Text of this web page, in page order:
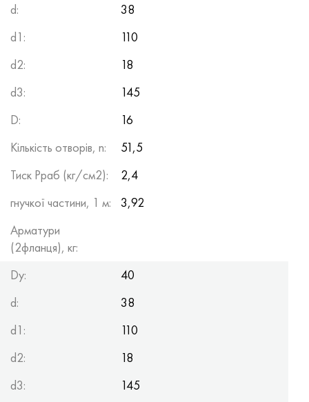
d:
38
d1:
110
d2:
18
d3:
145
D:
16
Кількість отворів, n:
51,5
Тиск Рраб (кг/см2):
2,4
гнучкої частини, 1 м:
3,92
Арматури
(2фланця), кг:
Dy:
40
d:
38
d1:
110
d2:
18
d3:
145